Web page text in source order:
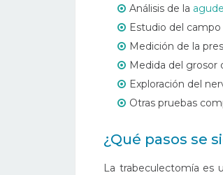
Análisis de la
Estudio del campo
Medición de la
Medida del grosor
Exploración del
Otras pruebas
¿Qué pasos se
La trabeculectomía es